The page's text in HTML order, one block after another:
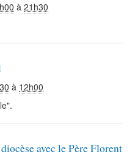
à 21h30
à 12h00
avec le Père Florent